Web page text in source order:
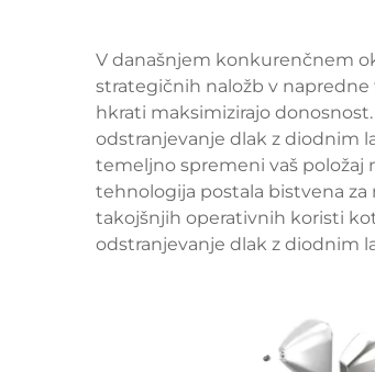
V današnjem konkurenčnem
strategičnih naložb v
hkrati maksimizirajo
odstranjevanje dlak z diodnim
temeljno spremeni vaš položaj
tehnologija postala bistvena za
takojšnjih operativnih koristi
odstranjevanje dlak z diodnim